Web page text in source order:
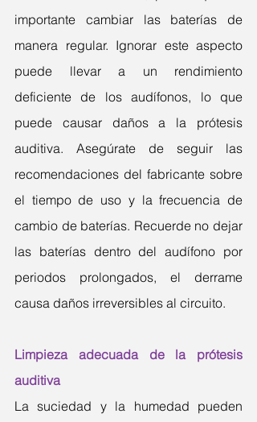
importante cambiar las baterías de
manera regular. Ignorar este aspecto
puede llevar a un rendimiento
deficiente de los audífonos, lo que
puede causar daños a la prótesis
auditiva. Asegúrate de seguir las
recomendaciones del fabricante sobre
el tiempo de uso y la frecuencia de
cambio de baterías. Recuerde no dejar
las baterías dentro del audífono por
periodos prolongados, el derrame
causa daños irreversibles al circuito.
Limpieza adecuada de la prótesis
auditiva
La suciedad y la humedad pueden